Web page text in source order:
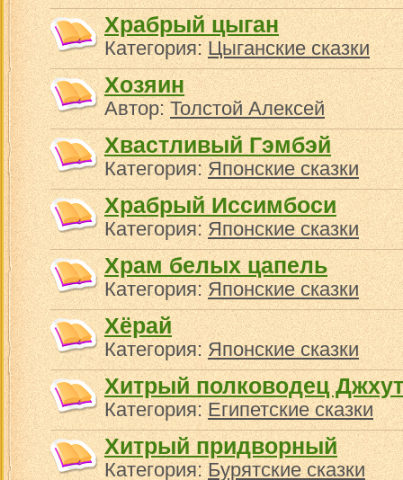
Храбрый цыган
Категория:Цыганские сказки
Хозяин
Автор:Толстой Алексей
Хвастливый Гэмбэй
Категория:Японские сказки
Храбрый Иссимбоси
Категория:Японские сказки
Храм белых цапель
Категория:Японские сказки
Хёрай
Категория:Японские сказки
Хитрый полководец
Категория:Египетские сказки
Хитрый придворный
Категория:Бурятские сказки